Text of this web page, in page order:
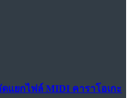
ดแยกไฟล์ MIDI คาราโอเกะ